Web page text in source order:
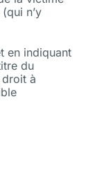
n’y
en indiquant
du
à